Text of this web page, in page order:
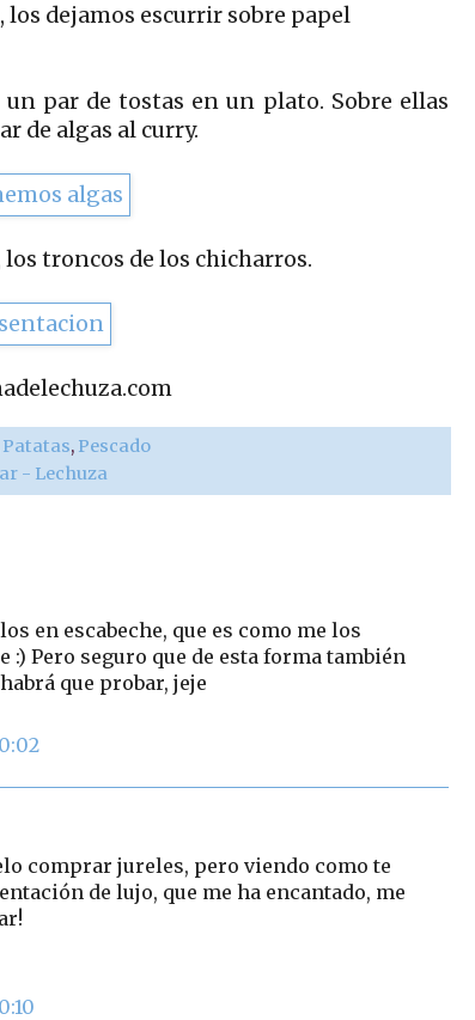
dejamos escurrir sobre papel
par de tostas en un plato. Sobre ellas
de algas al curry.
troncos de los chicharros.
Patatas, Pescado
- Lechuza
en escabeche, que es como me los
Pero seguro que de esta forma también
que probar, jeje
comprar jureles, pero viendo como te
de lujo, que me ha encantado, me